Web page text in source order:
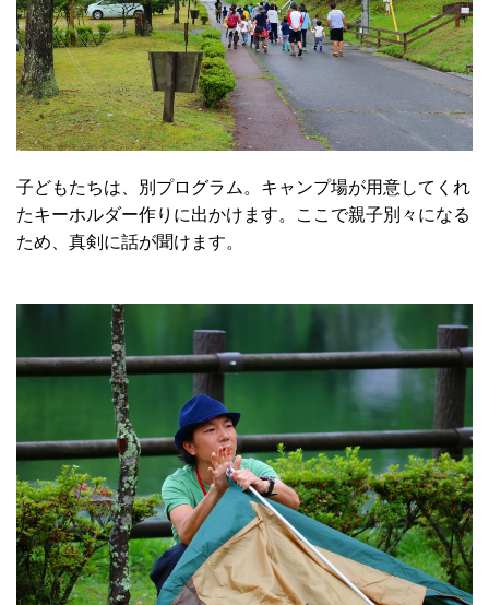
子どもたちは、別プログラム。キャンプ場が用意してくれ
たキーホルダー作りに出かけます。ここで親子別々になる
ため、真剣に話が聞けます。